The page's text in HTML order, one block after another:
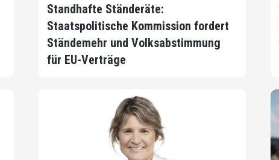
Standhafte Ständeräte:
Staatspolitische Kommission fordert
Ständemehr und Volksabstimmung
für EU-Verträge